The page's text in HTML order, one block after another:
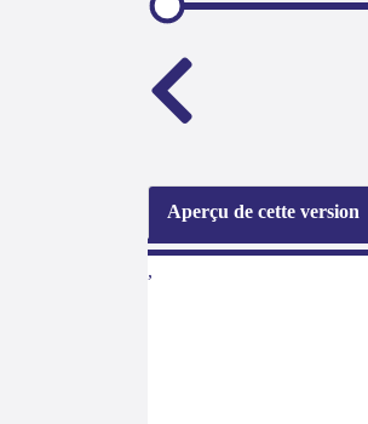
Aperçu de cette version